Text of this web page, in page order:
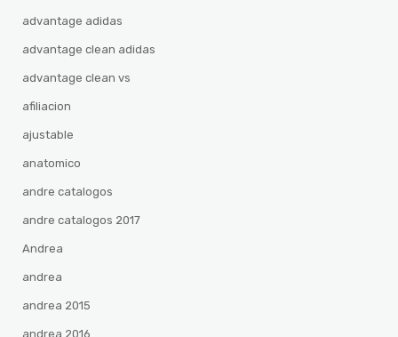
advantage adidas
advantage clean adidas
advantage clean vs
afiliacion
ajustable
anatomico
andre catalogos
andre catalogos 2017
Andrea
andrea
andrea 2015
andrea 2016